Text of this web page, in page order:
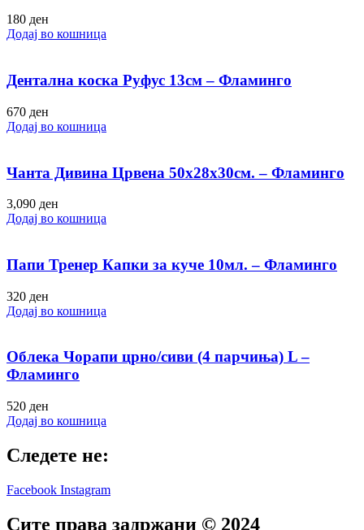
180 ден
Додај во кошница
Дентална коска Руфус 13см – Фламинго
670 ден
Додај во кошница
Чанта Дивина Црвена 50х28х30см. – Фламинго
3,090 ден
Додај во кошница
Папи Тренер Капки за куче 10мл. – Фламинго
320 ден
Додај во кошница
Облека Чорапи црно/сиви (4 парчиња) L –
Фламинго
520 ден
Додај во кошница
Следете не:
Facebook Instagram
Сите права задржани © 2024